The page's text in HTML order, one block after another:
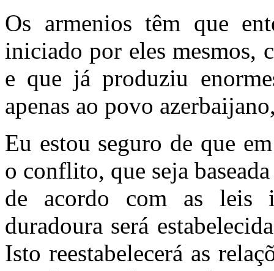
Os armenios têm que
iniciado por eles mesmos,
e que já produziu
apenas ao povo
Eu estou seguro de que
o conflito, que seja
de acordo com as leis
duradoura será
Isto reestabelecerá as